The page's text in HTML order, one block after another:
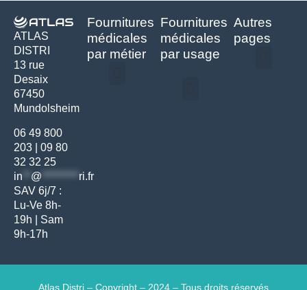
ATLAS
DISTRI
13 rue
Desaix
67450
Mundolsheim
06 49 800
203
09 80
32 32 25
in
@ ********* ri.fr
SAV 6j/7 :
Lu-Ve 8h-
19h | Sam
9h-17h
Fournitures
médicales
par métier
Fournitures
médicales
par usage
Autres
pages
Atlas Distri – Copyright – 2024 – Tous droits réservés